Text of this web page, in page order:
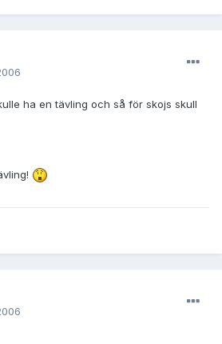
ha en tävling och så för skojs skull